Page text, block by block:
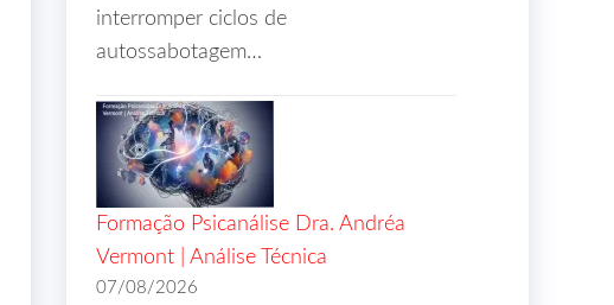
interromper ciclos de
autossabotagem…
Formação Psicanálise Dra. Andréa
Vermont | Análise Técnica
07/08/2026